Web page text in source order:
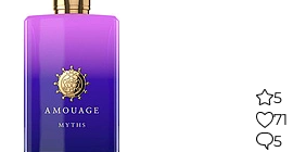
5
71
5